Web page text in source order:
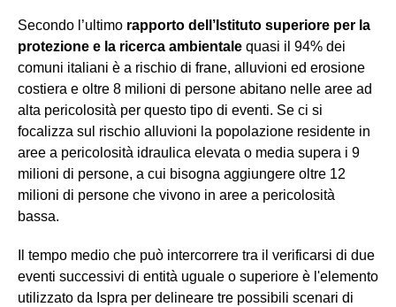
Secondo l’ultimo rapporto dell’Istituto superiore per la
protezione e la ricerca ambientale quasi il 94% dei
comuni italiani è a rischio di frane, alluvioni ed erosione
costiera e oltre 8 milioni di persone abitano nelle aree ad
alta pericolosità per questo tipo di eventi. Se ci si
focalizza sul rischio alluvioni la popolazione residente in
aree a pericolosità idraulica elevata o media supera i 9
milioni di persone, a cui bisogna aggiungere oltre 12
milioni di persone che vivono in aree a pericolosità
bassa.
Il tempo medio che può intercorrere tra il verificarsi di due
eventi successivi di entità uguale o superiore è l'elemento
utilizzato da Ispra per delineare tre possibili scenari di